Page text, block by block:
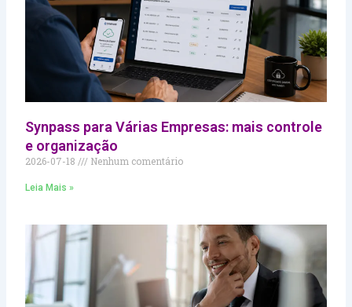
Synpass para Várias Empresas: mais controle
e organização
2026-07-18 Nenhum comentário
Leia Mais »